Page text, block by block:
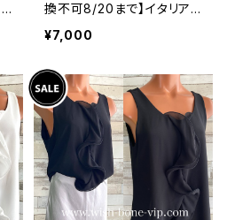
換不可8/20まで】イタリア
製トップス｜ Made in ITA
LY｜フリル長袖 ロマンテ
プス/ピンク-SALE
¥7,000